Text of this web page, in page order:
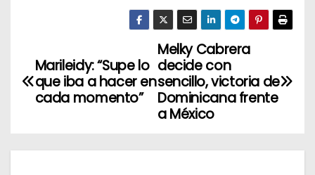
N
a
e
Melky Cabrera
decide con
sencillo, victoria de
Dominicana frente
a México
Marileidy: “Supe lo
que iba a hacer en
cada momento”